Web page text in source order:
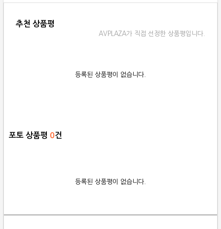
추천 상품평
AVPLAZA가 직접 선정한 상품평입니다.
등록된 상품평이 없습니다.
포토 상품평 0건
등록된 상품평이 없습니다.